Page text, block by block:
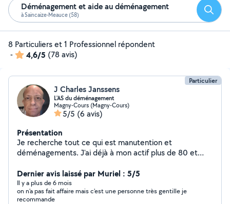
Déménagement et aide au déménagement
à Saincaize-Meauce (58)
8 Particuliers et 1 Professionnel répondent
-
4,6/5 (78 avis)
Particulier
J Charles Janssens
L'AS du déménagement
Magny-Cours (Magny-Cours)
5/5 (6 avis)
Présentation
Je recherche tout ce qui est manutention et
déménagements. J'ai déjà à mon actif plus de 80 et
Dernier avis laissé par Muriel : 5/5
Il y a plus de 6 mois
on n'a pas fait affaire mais c'est une personne très gentille je
recommande